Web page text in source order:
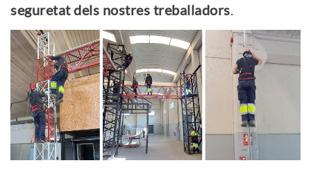
seguretat dels nostres treballadors